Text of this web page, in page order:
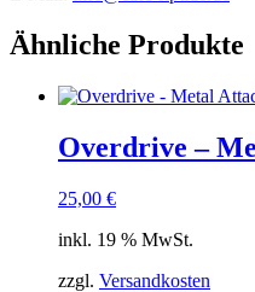
Ähnliche Produkte
Overdrive –
25,00 €
inkl. 19 % MwSt.
zzgl. Versandkosten